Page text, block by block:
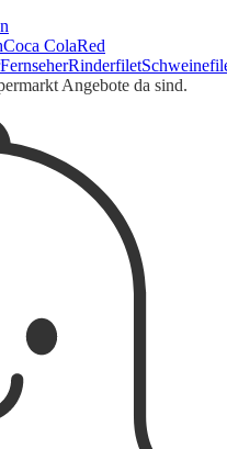
Coca ColaRed
FernseherRinderfilet
Angebote da sind.